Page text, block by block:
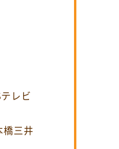
レビ
三井